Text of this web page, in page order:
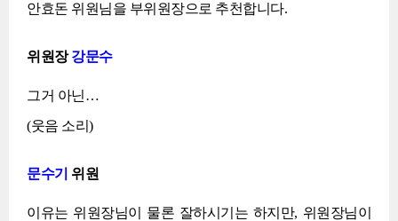
안효돈 위원님을 부위원장으로 추천합니다.
위원장강문수
그거 아닌…
(웃음 소리)
문수기 위원
이유는 위원장님이 물론 잘하시기는 하지만, 위원장님이